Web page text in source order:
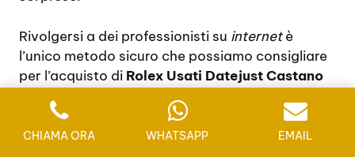
Rivolgersi a dei professionisti su internetè
l’unico metodo sicuro che possiamo consigliare
per l’acquisto di Rolex Usati Datejust Castano
tante sicurezze e certificazioni.
CHIAMA ORA WHATSAPP EMAIL